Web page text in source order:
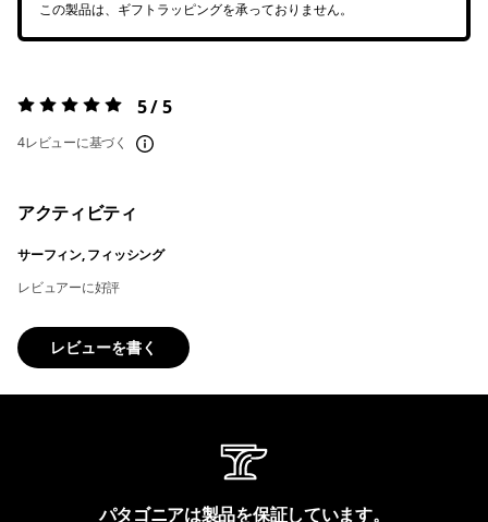
この製品は、ギフトラッピングを承っておりません。
評価:5 / 5 5 / 5
4レビューに基づく
アクティビティ
サーフィン, フィッシング
レビュアーに好評
レビューを書く
パタゴニアは製品を保証しています。